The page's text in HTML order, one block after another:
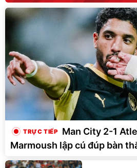
Man City 2-1
Marmoush lập cú đúp bàn